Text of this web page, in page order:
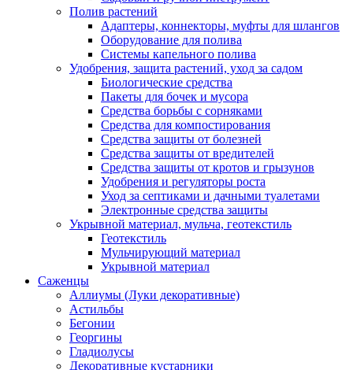
Полив растений
Адаптеры, коннекторы, муфты для шлангов
Оборудование для полива
Системы капельного полива
Удобрения, защита растений, уход за садом
Биологические средства
Пакеты для бочек и мусора
Средства борьбы с сорняками
Средства для компостирования
Средства защиты от болезней
Средства защиты от вредителей
Средства защиты от кротов и грызунов
Удобрения и регуляторы роста
Уход за септиками и дачными туалетами
Электронные средства защиты
Укрывной материал, мульча, геотекстиль
Геотекстиль
Мульчирующий материал
Укрывной материал
Саженцы
Аллиумы (Луки декоративные)
Астильбы
Бегонии
Георгины
Гладиолусы
Декоративные кустарники